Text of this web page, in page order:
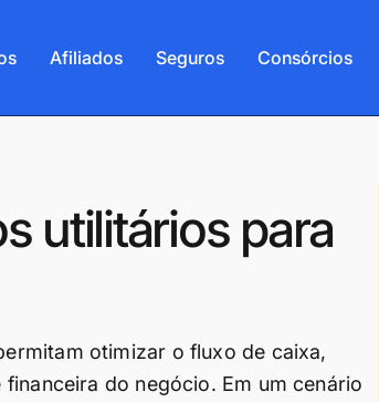
Afiliados Seguros Consórcios
utilitários para
otimizar o fluxo de caixa,
do negócio. Em um cenário